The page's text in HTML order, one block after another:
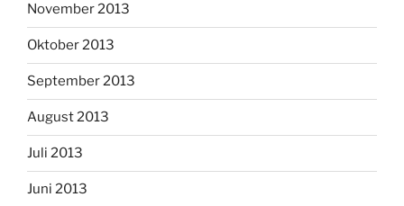
November 2013
Oktober 2013
September 2013
August 2013
Juli 2013
Juni 2013